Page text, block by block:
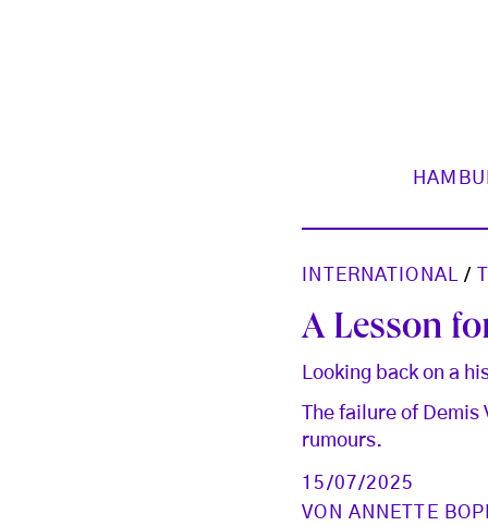
INTERNATIONAL /
A Lesson
Looking back on a
The failure of
rumours.
15/07/2025
VON ANNETTE